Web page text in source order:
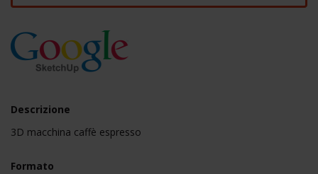
Descrizione
3D macchina caffè espresso
Formato